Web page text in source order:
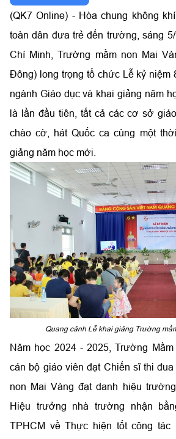
(QK7 Online) - Hòa chung không
toàn dân đưa trẻ đến trường, sáng
Chí Minh, Trường mầm non Mai
Đông) long trọng tổ chức Lễ kỷ niệm
ngành Giáo dục và khai giảng năm
là lần đầu tiên, tất cả các cơ sở
chào cờ, hát Quốc ca cùng một
giảng năm học mới.
Quang cảnh Lễ khai giảng Trường
Năm học 2024 - 2025, Trường
cán bộ giáo viên đạt Chiến sĩ thi
non Mai Vàng đạt danh hiệu
Hiệu trưởng nhà trường nhận
TPHCM về Thực hiện tốt công tác